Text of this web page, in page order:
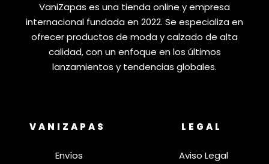
VaniZapas es una tienda online y empresa
internacional fundada en 2022. Se especializa en
ofrecer productos de moda y calzado de alta
calidad, con un enfoque en los últimos
lanzamientos y tendencias globales.
VANIZAPAS
Envíos
LEGAL
Aviso Legal